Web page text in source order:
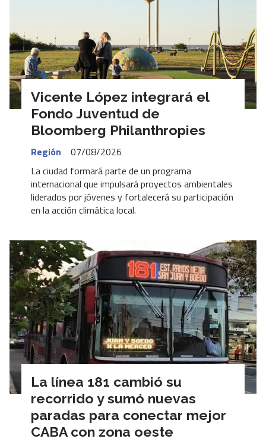
Vicente López integrará el
Fondo Juventud de
Bloomberg Philanthropies
Región
07/08/2026
La ciudad formará parte de un programa
internacional que impulsará proyectos ambientales
liderados por jóvenes y fortalecerá su participación
en la acción climática local.
La línea 181 cambió su
recorrido y sumó nuevas
paradas para conectar mejor
CABA con zona oeste